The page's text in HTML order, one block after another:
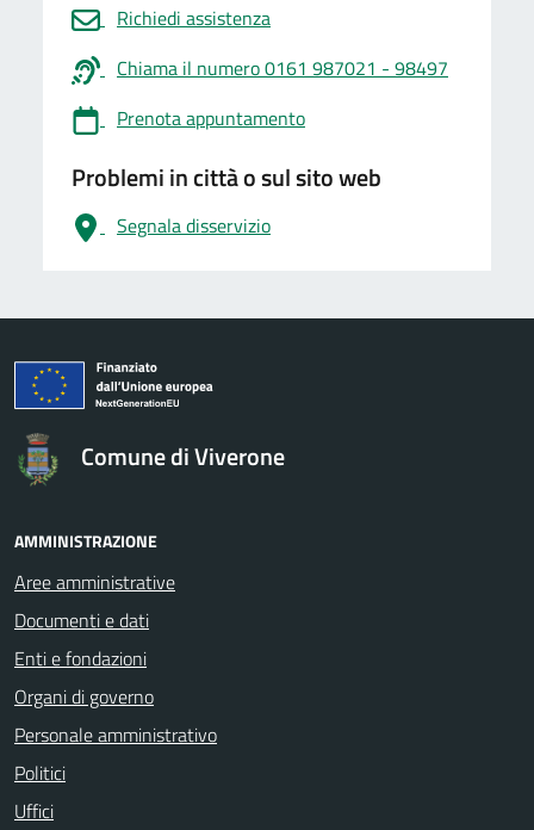
Richiedi assistenza
Chiama il numero 0161 987021 - 98497
Prenota appuntamento
Problemi in città o sul sito web
Segnala disservizio
logo Unione Europea
Comune di Viverone
AMMINISTRAZIONE
Aree amministrative
Documenti e dati
Enti e fondazioni
Organi di governo
Personale amministrativo
Politici
Uffici